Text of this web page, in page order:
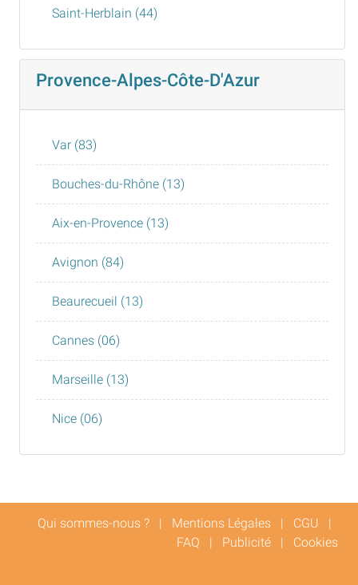
Saint-Herblain (44)
Provence-Alpes-Côte-D'Azur
Var (83)
Bouches-du-Rhône (13)
Aix-en-Provence (13)
Avignon (84)
Beaurecueil (13)
Cannes (06)
Marseille (13)
Nice (06)
Qui sommes-nous ? | Mentions Légales | CGU |
FAQ | Publicité | Cookies